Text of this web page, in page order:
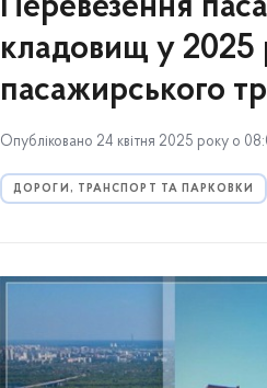
Перевезення
кладовищ у 2025
пасажирського
Опубліковано 24 квітня 2025 року о
ДОРОГИ, ТРАНСПОРТ ТА ПАРКОВКИ